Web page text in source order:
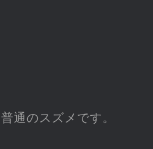
通のスズメです。